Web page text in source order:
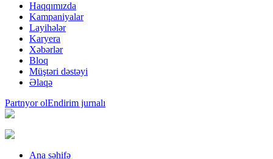
Haqqımızda
Kampaniyalar
Layihələr
Karyera
Xəbərlər
Bloq
Müştəri dəstəyi
Əlaqə
Partnyor olEndirim jurnalı
Ana səhifə